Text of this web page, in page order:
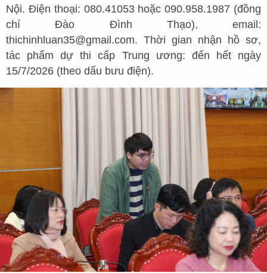
Nội. Điện thoại: 080.41053 hoặc 090.958.1987 (đồng
chí Đào Đình Thạo), email:
thichinhluan35@gmail.com. Thời gian nhận hồ sơ,
tác phẩm dự thi cấp Trung ương: đến hết ngày
15/7/2026 (theo dấu bưu điện).